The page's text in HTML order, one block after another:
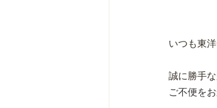
いつも東
誠に勝手
ご不便を